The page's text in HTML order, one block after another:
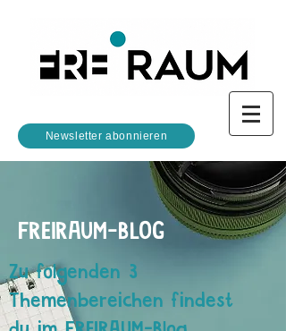
Newsletter abonnieren
FREIRAUM-BLOG
Zu folgenden 3
Themenbereichen findest